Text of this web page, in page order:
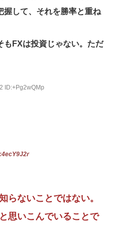
握して、それを勝率と重ね
もFXは投資じゃない。ただ
ID:+Pg2wQMp
らないことではない。
思いこんでいることで